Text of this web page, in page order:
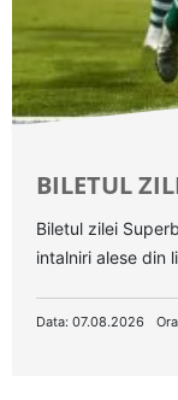
BILETUL
Biletul zilei
intalniri alese din
Data: 07.08.2026